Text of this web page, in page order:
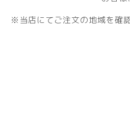
※当店にてご注文の地域を確